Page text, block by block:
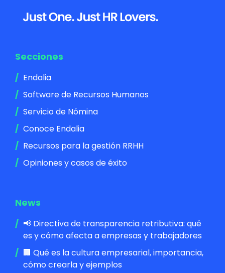
Footer
Secciones
Endalia
Software de Recursos Humanos
Servicio de Nómina
Conoce Endalia
Recursos para la gestión RRHH
Opiniones y casos de éxito
News
📢 Directiva de transparencia retributiva: qué
es y cómo afecta a empresas y trabajadores
🏢 Qué es la cultura empresarial, importancia,
cómo crearla y ejemplos